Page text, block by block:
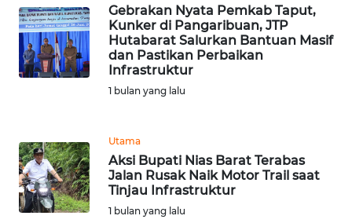
Gebrakan Nyata Pemkab Taput,
Kunker di Pangaribuan, JTP
Hutabarat Salurkan Bantuan Masif
dan Pastikan Perbaikan
Infrastruktur
1 bulan yang lalu
Utama
Aksi Bupati Nias Barat Terabas
Jalan Rusak Naik Motor Trail saat
Tinjau Infrastruktur
1 bulan yang lalu
SIBER
REDAKSI
Wahana
News
Regional